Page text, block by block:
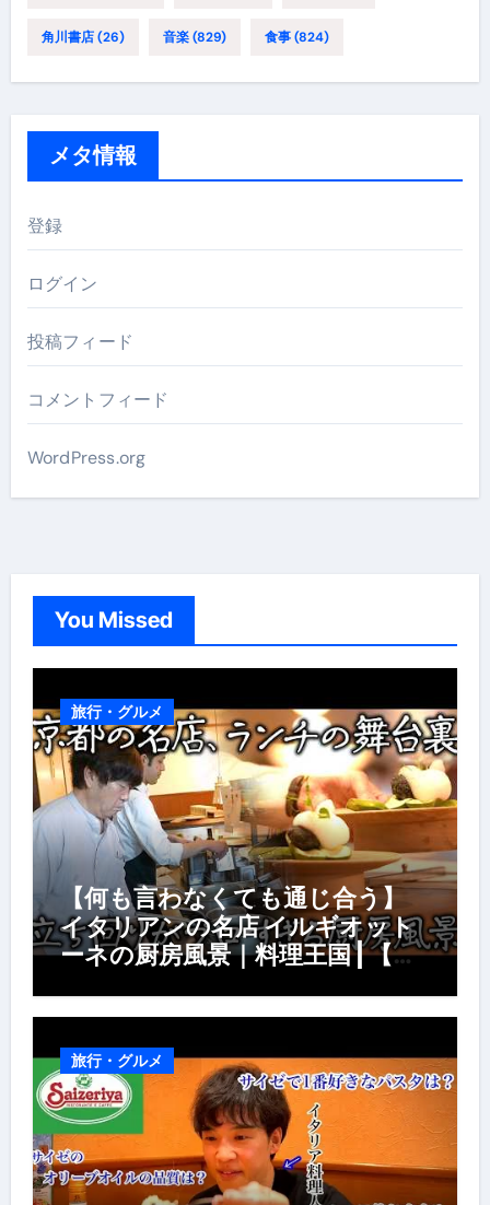
角川書店(26) 音楽(829) 食事(824)
メタ情報
登録
ログイン
投稿フィード
コメントフィード
WordPress.org
You Missed
旅行・グルメ
【何も言わなくても通じ合う】
イタリアンの名店 イルギオット
ーネの厨房風景｜料理王国 | 【厨
風景】
旅行・グルメ